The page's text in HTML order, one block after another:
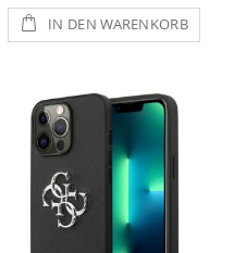
IN DEN WARENKORB